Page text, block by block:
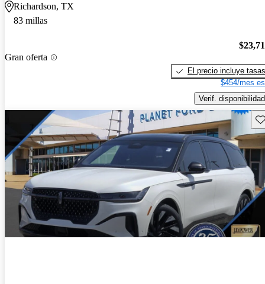
Richardson, TX
83 millas
Gran oferta
El precio incluye tasas
$454/mes
Verif. disponibilidad